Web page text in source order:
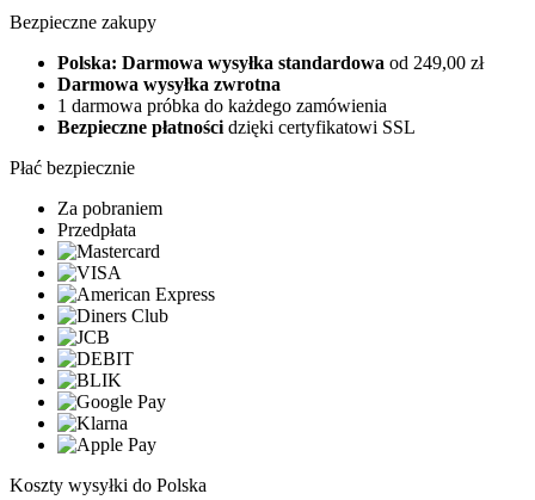
Bezpieczne zakupy
Polska: Darmowa wysyłka standardowa od 249,00 zł
Darmowa wysyłka zwrotna
1 darmowa próbka do każdego zamówienia
Bezpieczne płatności dzięki certyfikatowi SSL
Płać bezpiecznie
Za pobraniem
Przedpłata
Koszty wysyłki do Polska